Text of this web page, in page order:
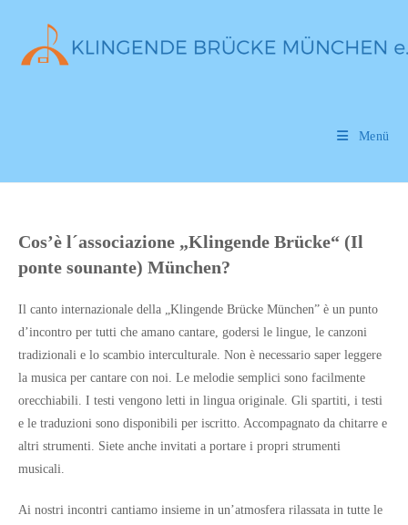
springen
Menü
Cos’è l´associazione „Klingende Brücke“ (Il
ponte sounante) München?
Il canto internazionale della „Klingende Brücke München” è un punto
d’incontro per tutti che amano cantare, godersi le lingue, le canzoni
tradizionali e lo scambio interculturale. Non è necessario saper leggere
la musica per cantare con noi. Le melodie semplici sono facilmente
orecchiabili. I testi vengono letti in lingua originale. Gli spartiti, i testi
e le traduzioni sono disponibili per iscritto. Accompagnato da chitarre e
altri strumenti. Siete anche invitati a portare i propri strumenti
musicali.
Ai nostri incontri cantiamo insieme in un’atmosfera rilassata in tutte le